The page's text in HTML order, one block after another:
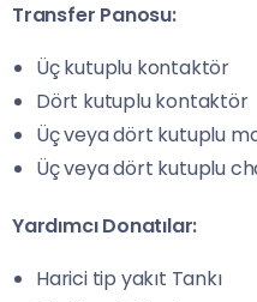
Transfer Panosu:
Üç kutuplu kontaktör
Dört kutuplu kontaktör
Üç veya dört kutuplu
Üç veya dört kutuplu
Yardımcı Donatılar:
Harici tip yakıt Tankı